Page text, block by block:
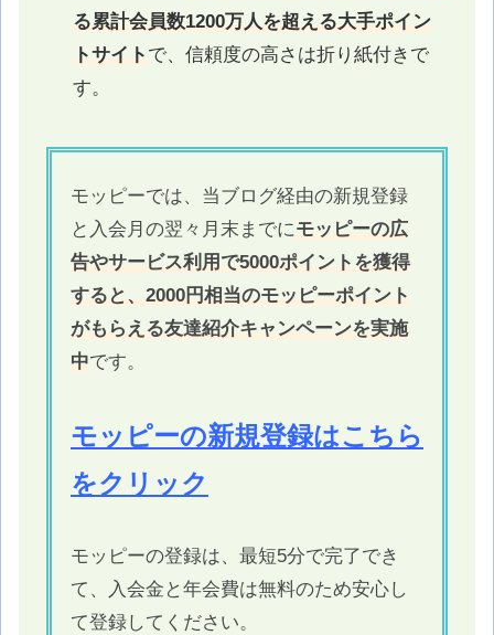
る累計会員数1200万人を超える大手ポイン
トサイト で、信頼度の高さは折り紙付きで
す。
モッピーでは、当ブログ経由の新規登録
と入会月の翌々月末までにモッピーの広
告やサービス利用で5000ポイントを獲得
すると、2000円相当のモッピーポイント
がもらえる友達紹介キャンペーンを実施
中です。
モッピーの新規登録はこちら
をクリック
モッピーの登録は、最短5分で完了でき
て、入会金と年会費は無料のため安心し
て登録してください。